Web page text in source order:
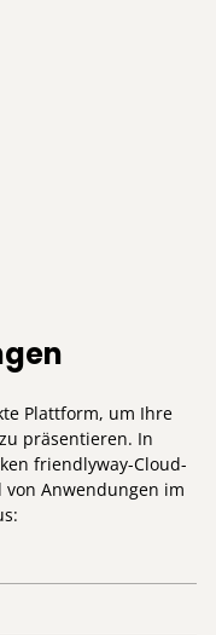
Plattform, um Ihre
präsentieren. In
friendlyway-Cloud-
Anwendungen im